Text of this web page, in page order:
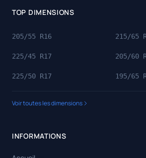
TOP DIMENSIONS
205/55 R16 215/65
225/45 R17 205/60
225/50 R17 195/65
Voir toutes les dimensions
INFORMATIONS